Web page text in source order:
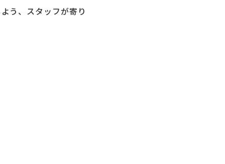
う、スタッフが寄り